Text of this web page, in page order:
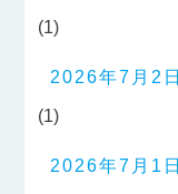
(1)
2026年7月2日
(1)
2026年7月1日